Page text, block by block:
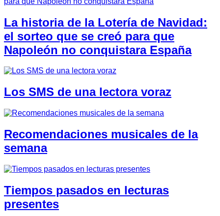
La historia de la Lotería de Navidad:
el sorteo que se creó para que
Napoleón no conquistara España
Los SMS de una lectora voraz
Recomendaciones musicales de la
semana
Tiempos pasados en lecturas
presentes